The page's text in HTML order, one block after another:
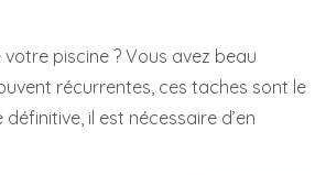
piscine ? Vous avez beau
récurrentes, ces taches sont le
il est nécessaire d’en